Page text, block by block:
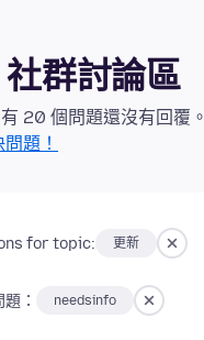
群討論區
20 個問題還沒有回覆。
題！
for topic: 更新
： needsinfo